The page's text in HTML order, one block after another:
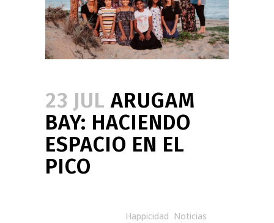
23 JUL ARUGAM
BAY: HACIENDO
ESPACIO EN EL
PICO
Happicidad Noticias